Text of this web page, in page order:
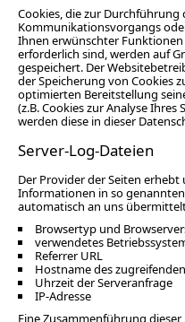
Cookies, die zur Durchführung
Kommunikationsvorgangs
Ihnen erwünschter
erforderlich sind, werden auf
gespeichert. Der
der Speicherung von Cookies
optimierten Bereitstellung
(z.B. Cookies zur Analyse
werden diese in dieser
Server-Log-Dateien
Der Provider der Seiten
Informationen in so
automatisch an uns
Browsertyp und
verwendetes
Referrer URL
Hostname des
Uhrzeit der Serveranfrage
IP-Adresse
Eine Zusammenführung